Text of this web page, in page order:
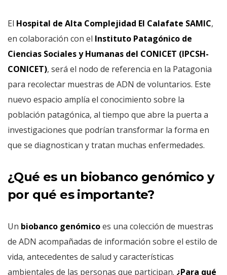
El Hospital de Alta Complejidad El Calafate SAMIC,
en colaboración con el Instituto Patagónico de
Ciencias Sociales y Humanas del CONICET (IPCSH-
CONICET), será el nodo de referencia en la Patagonia
para recolectar muestras de ADN de voluntarios. Este
nuevo espacio amplía el conocimiento sobre la
población patagónica, al tiempo que abre la puerta a
investigaciones que podrían transformar la forma en
que se diagnostican y tratan muchas enfermedades.
¿Qué es un biobanco genómico y
por qué es importante?
Un biobanco genómicoes una colección de muestras
de ADN acompañadas de información sobre el estilo de
vida, antecedentes de salud y características
ambientales de las personas que participan. ¿Para qué